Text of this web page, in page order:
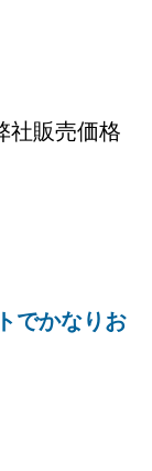
社販売価格
でかなりお